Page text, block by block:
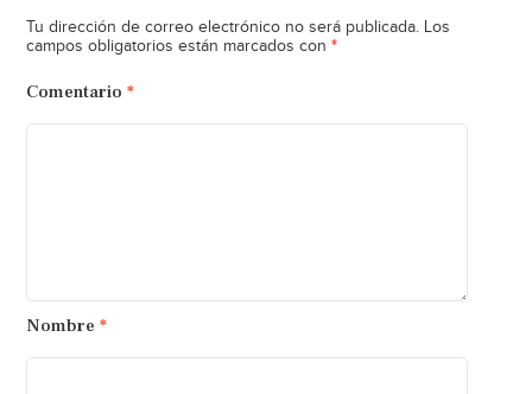
Tu dirección de correo electrónico no será publicada. Los
campos obligatorios están marcados con *
Comentario *
Nombre *